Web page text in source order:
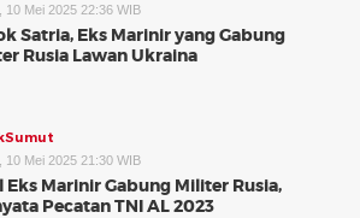
10 Mei 2025 22:36 WIB
Satria, Eks Marinir yang Gabung
Rusia Lawan Ukraina
10 Mei 2025 21:30 WIB
Eks Marinir Gabung Militer Rusia,
Pecatan TNI AL 2023